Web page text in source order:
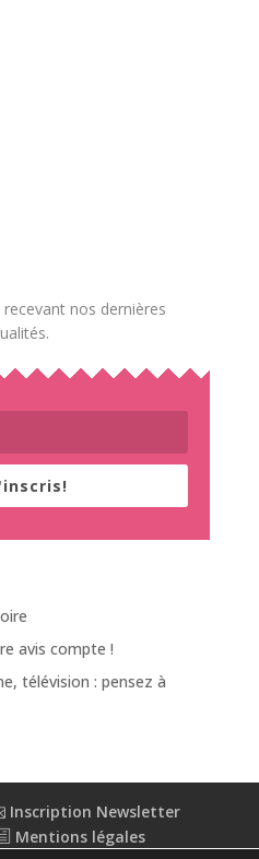
nos dernières
avis compte !
télévision : pensez à
Inscription Newsletter
Mentions légales